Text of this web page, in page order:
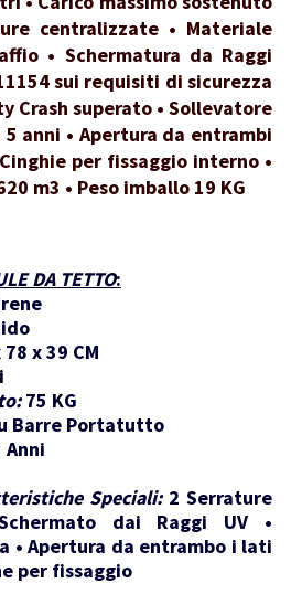
centralizzate • Materiale
• Schermatura da Raggi
sui requisiti di sicurezza
Crash superato • Sollevatore
5 anni • Apertura da entrambi
per fissaggio interno •
m3 • Peso imballo 19 KG
DA TETTO:
x 39 CM
75 KG
Barre Portatutto
Anni
Speciali: 2 Serrature
dai Raggi UV •
• Apertura da entrambo i lati
per fissaggio